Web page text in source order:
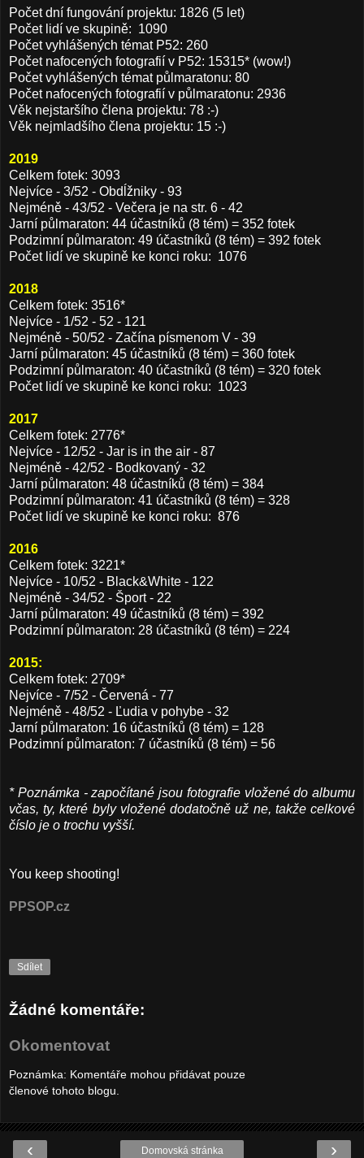
Počet dní fungování projektu: 1826 (5 let)
Počet lidí ve skupině: 1090
Počet vyhlášených témat P52: 260
Počet nafocených fotografií v P52: 15315* (wow!)
Počet vyhlášených témat půlmaratonu: 80
Počet nafocených fotografií v půlmaratonu: 2936
Věk nejstaršího člena projektu: 78 :-)
Věk nejmladšího člena projektu: 15 :-)
2019
Celkem fotek: 3093
Nejvíce - 3/52 - Obdĺžniky - 93
Nejméně - 43/52 - Večera je na str. 6 - 42
Jarní půlmaraton: 44 účastníků (8 tém) = 352 fotek
Podzimní půlmaraton: 49 účastníků (8 tém) = 392 fotek
Počet lidí ve skupině ke konci roku: 1076
2018
Celkem fotek: 3516*
Nejvíce - 1/52 - 52 - 121
Nejméně - 50/52 - Začína písmenom V - 39
Jarní půlmaraton: 45 účastníků (8 tém) = 360 fotek
Podzimní půlmaraton: 40 účastníků (8 tém) = 320 fotek
Počet lidí ve skupině ke konci roku: 1023
2017
Celkem fotek: 2776*
Nejvíce - 12/52 - Jar is in the air - 87
Nejméně - 42/52 - Bodkovaný - 32
Jarní půlmaraton: 48 účastníků (8 tém) = 384
Podzimní půlmaraton: 41 účastníků (8 tém) = 328
Počet lidí ve skupině ke konci roku: 876
2016
Celkem fotek: 3221*
Nejvíce - 10/52 - Black&White - 122
Nejméně - 34/52 - Šport - 22
Jarní půlmaraton: 49 účastníků (8 tém) = 392
Podzimní půlmaraton: 28 účastníků (8 tém) = 224
2015:
Celkem fotek: 2709*
Nejvíce - 7/52 - Červená - 77
Nejméně - 48/52 - Ľudia v pohybe - 32
Jarní půlmaraton: 16 účastníků (8 tém) = 128
Podzimní půlmaraton: 7 účastníků (8 tém) = 56
* Poznámka - započítané jsou fotografie vložené do albumu
včas, ty, které byly vložené dodatočně už ne, takže celkové
číslo je o trochu vyšší.
You keep shooting!
PPSOP.cz
Sdílet
Žádné komentáře:
Okomentovat
Poznámka: Komentáře mohou přidávat pouze
členové tohoto blogu.
‹ ›
Domovská stránka